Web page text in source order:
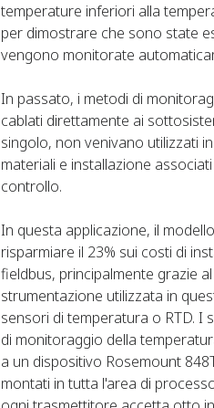
temperature inferiori alla
per dimostrare che sono state
vengono monitorate
In passato, i metodi di
cablati direttamente ai
singolo, non venivano utilizzati
materiali e installazione
controllo.
In questa applicazione, il
risparmiare il 23% sui costi di
fieldbus, principalmente grazie
strumentazione utilizzata in
sensori di temperatura o RTD. I
di monitoraggio della
a un dispositivo Rosemount
montati in tutta l'area di